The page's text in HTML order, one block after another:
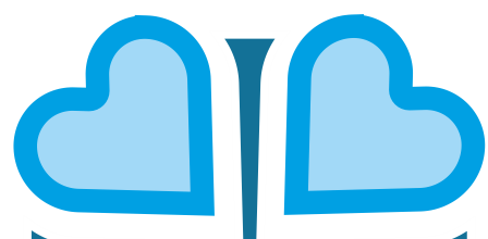
ЛЕКАРСТВЕННАЯ ПОМОЩЬ
Почему так важна лекарственная
помощь нуждающимся?
Подписаться